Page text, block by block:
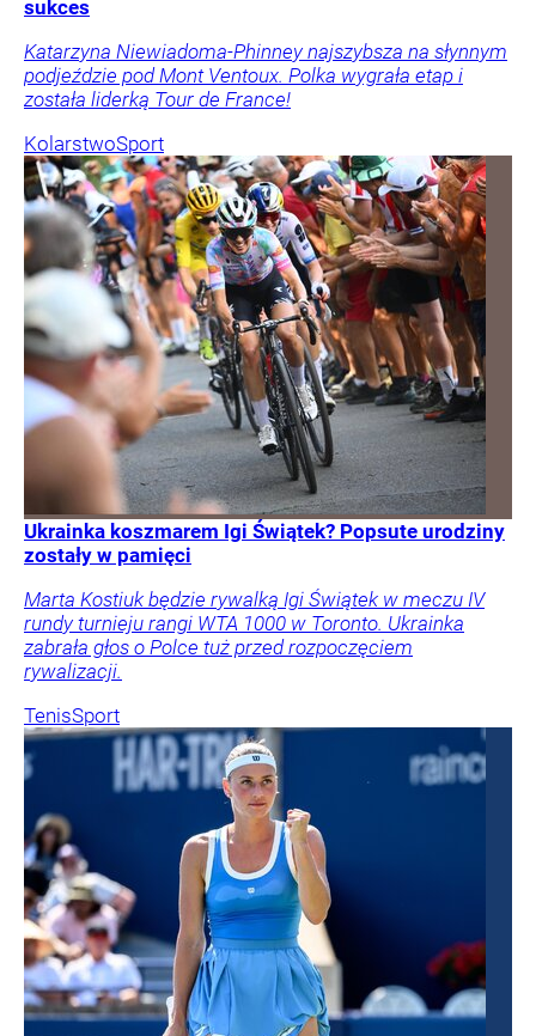
sukces
Katarzyna Niewiadoma-Phinney najszybsza na słynnym
podjeździe pod Mont Ventoux. Polka wygrała etap i
została liderką Tour de France!
KolarstwoSport
Ukrainka koszmarem Igi Świątek? Popsute urodziny
zostały w pamięci
Marta Kostiuk będzie rywalką Igi Świątek w meczu IV
rundy turnieju rangi WTA 1000 w Toronto. Ukrainka
zabrała głos o Polce tuż przed rozpoczęciem
rywalizacji.
TenisSport